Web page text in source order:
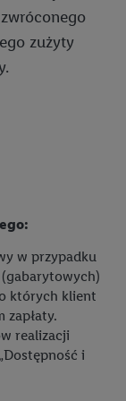
zużyty
w przypadku
których klient
zapłaty.
realizacji
i
o dane z
dotyczących
w usługach
grup
następnie
konto
e-mail